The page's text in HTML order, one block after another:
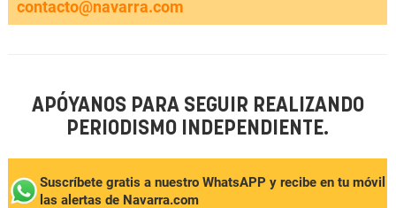
contacto@navarra.com
APÓYANOS PARA SEGUIR REALIZANDO
PERIODISMO INDEPENDIENTE.
Suscríbete gratis a nuestro WhatsAPP y recibe en tu móvil
las alertas de Navarra.com